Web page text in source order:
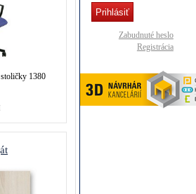
1380
Zabudnuté heslo
Registrácia